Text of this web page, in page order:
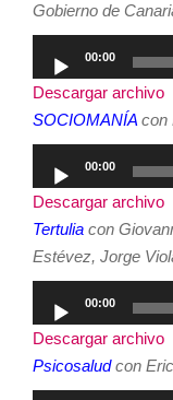
Gobierno de
de
audio
00:00
Descargar archivo
SOCIOMANÍA con
de
audio
00:00
Descargar archivo
Tertulia con
Estévez, Jorge
de
audio
00:00
Descargar archivo
Psicosaludcon